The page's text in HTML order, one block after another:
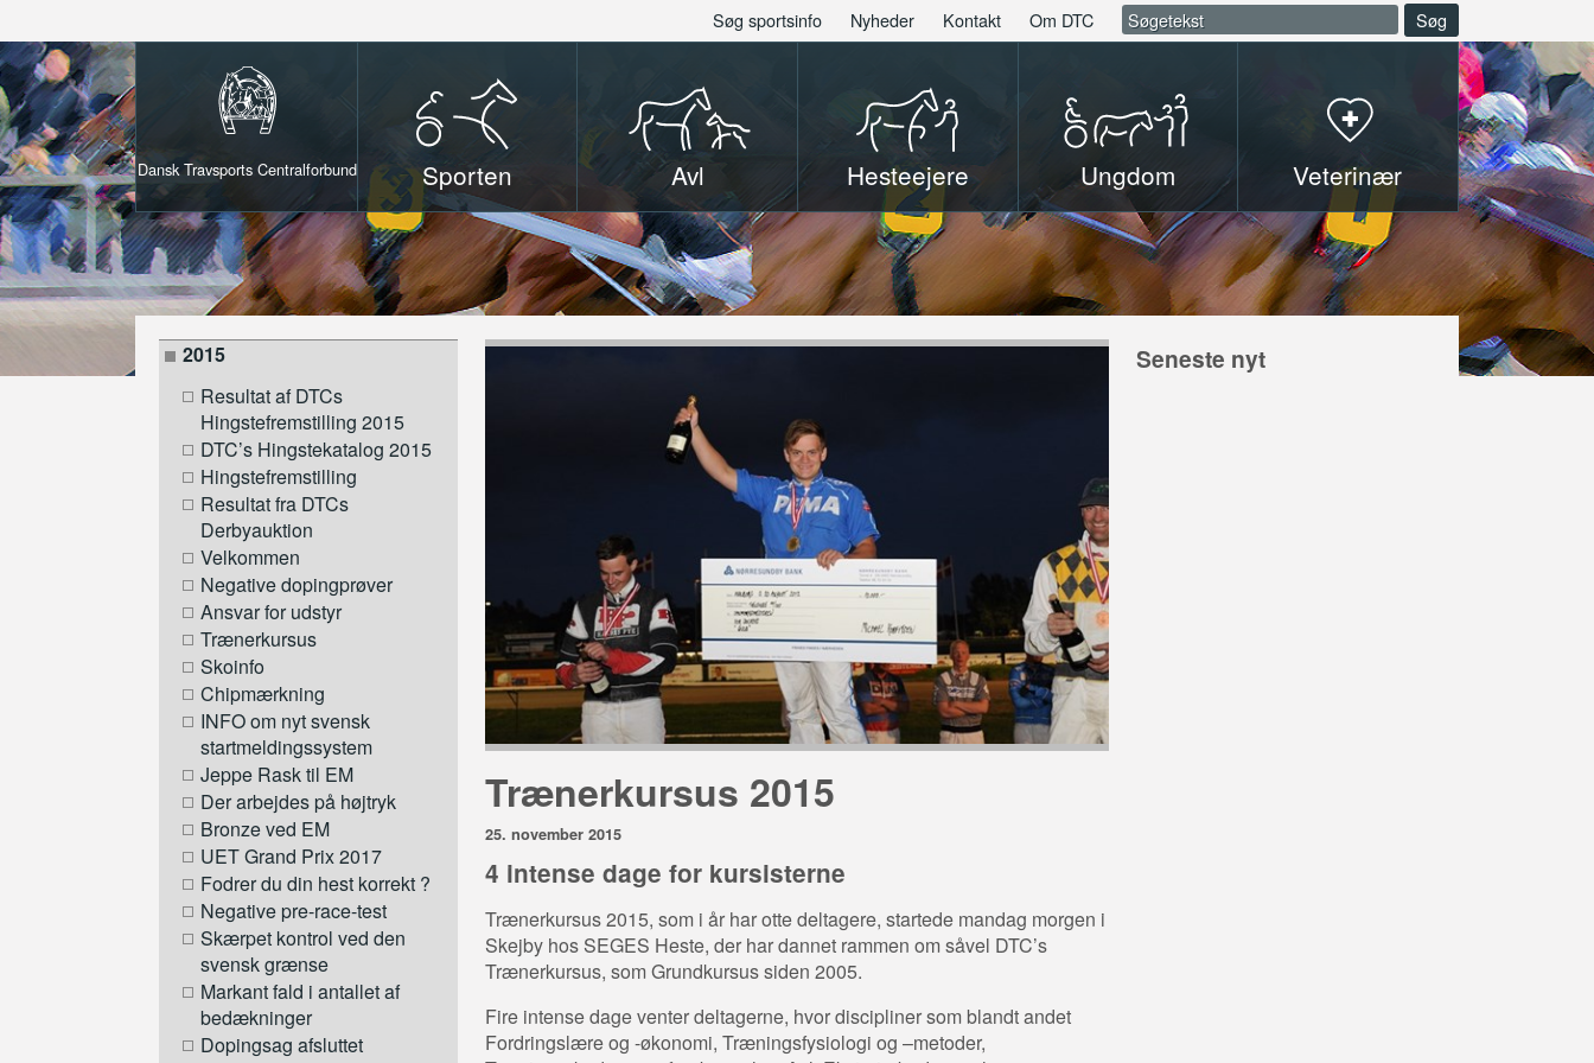
Søg sportsinfo Nyheder Kontakt Om DTC Søg
Dansk Travsports Centralforbund Sporten Avl Hesteejere Ungdom Veterinær
2015
Resultat af DTCs
Hingstefremstilling 2015
DTC’s Hingstekatalog 2015
Hingstefremstilling
Resultat fra DTCs
Derbyauktion
Velkommen
Negative dopingprøver
Ansvar for udstyr
Trænerkursus
Skoinfo
Chipmærkning
INFO om nyt svensk
startmeldingssystem
Jeppe Rask til EM
Der arbejdes på højtryk
Bronze ved EM
UET Grand Prix 2017
Fodrer du din hest korrekt ?
Negative pre-race-test
Skærpet kontrol ved den
svensk grænse
Markant fald i antallet af
bedækninger
Dopingsag afsluttet
Trænerkursus 2015
25. november 2015
4 intense dage for kursisterne
Trænerkursus 2015, som i år har otte deltagere, startede mandag morgen i
Skejby hos SEGES Heste, der har dannet rammen om såvel DTC’s
Trænerkursus, som Grundkursus siden 2005.
Fire intense dage venter deltagerne, hvor discipliner som blandt andet
Fordringslære og -økonomi, Træningsfysiologi og –metoder,
Seneste nyt